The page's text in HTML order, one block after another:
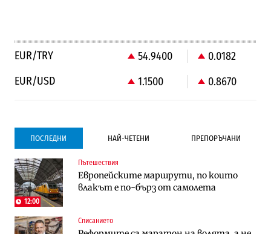
EUR/TRY 54.9400
0.0182
EUR/USD
1.1500 0.8670
ПОСЛЕДНИ НАЙ-ЧЕТЕНИ ПРЕПОРЪЧАНИ
12:00
Пътешествия
Европейските маршрути, по които
влакът е по-бърз от самолета
Списанието
Градоустройство
Столична община избра изпълнител за
преместването на трамвайното
Компании
Компании
Vivacom предлага над 150 устройства с
90% отстъпка през август
To:know